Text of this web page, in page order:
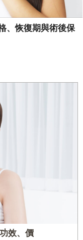
、恢復期與術後保
效、價